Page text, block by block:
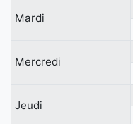
Mardi
Mercredi
Jeudi